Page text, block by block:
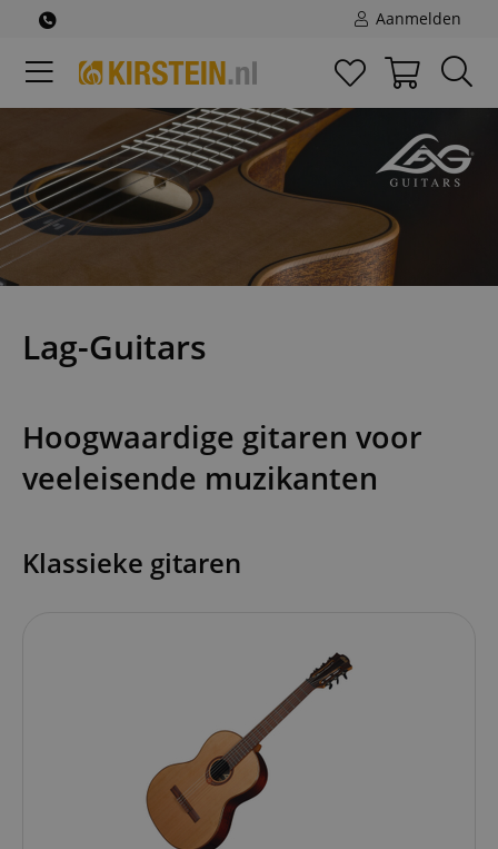
Aanmelden
Lag-Guitars
Hoogwaardige gitaren voor
veeleisende muzikanten
Klassieke gitaren